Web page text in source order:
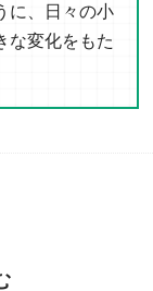
に、日々の小
な変化をもた